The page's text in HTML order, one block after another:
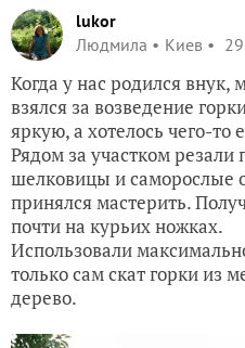
lukor
Людмила
Киев
Когда у нас родился
взялся за возведение
яркую, а хотелось чего-то
Рядом за участком
шелковицы и саморослые
принялся мастерить.
почти на курьих ножках.
Использовали
только сам скат горки из
дерево.